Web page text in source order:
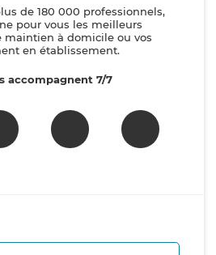
de 180 000 professionnels,
pour vous les meilleurs
maintien à domicile ou vos
en établissement.
accompagnent 7/7